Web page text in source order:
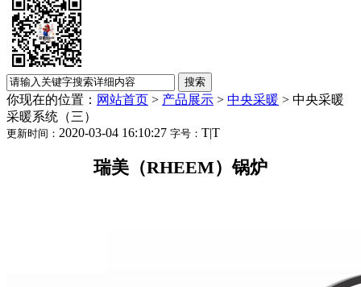
你现在的位置： 网站首页 > 产品展示 > 中央采暖 > 中央采暖
采暖系统（三）
更新时间： 2020-03-04 16:10:27 字号： T|T
瑞美（RHEEM）锅炉